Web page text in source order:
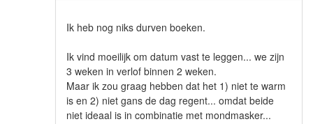
Ik heb nog niks durven boeken.
Ik vind moeilijk om datum vast te leggen... we zijn
3 weken in verlof binnen 2 weken.
Maar ik zou graag hebben dat het 1) niet te warm
is en 2) niet gans de dag regent... omdat beide
niet ideaal is in combinatie met mondmasker...